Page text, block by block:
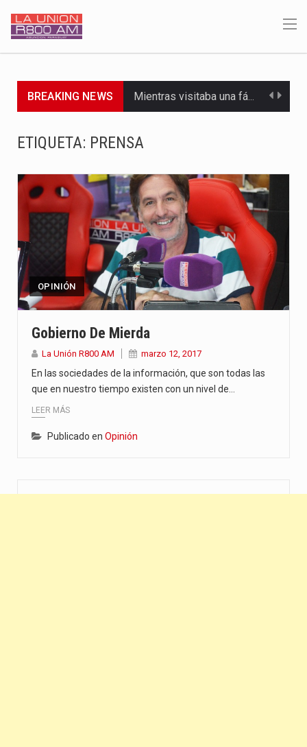
BREAKING NEWS Mientras visitaba una fábrica de armamentos en San Paulo, el…
Para Tania, una paraguaya de 33 años que reside en…
El presidente de la República se encontraba en el aeropuerto…
Fretes se refirió concretamente al recorrido que realizó este jueves…
ETIQUETA: PRENSA
OPINIÓN
Gobierno De Mierda
La Unión R800 AM marzo 12, 2017
En las sociedades de la información, que son todas las
que en nuestro tiempo existen con un nivel de…
LEER MÁS
Publicado en Opinión